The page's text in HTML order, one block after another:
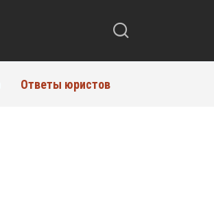
Ответы юристов